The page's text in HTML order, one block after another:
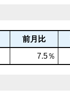
前月比
7.5％